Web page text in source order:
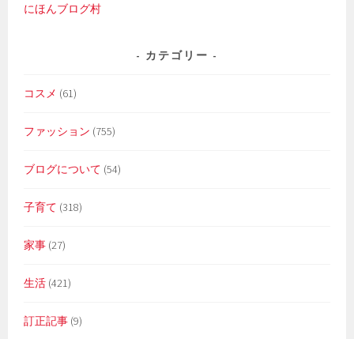
にほんブログ村
カテゴリー
コスメ (61)
ファッション (755)
ブログについて (54)
子育て (318)
家事 (27)
生活 (421)
訂正記事 (9)